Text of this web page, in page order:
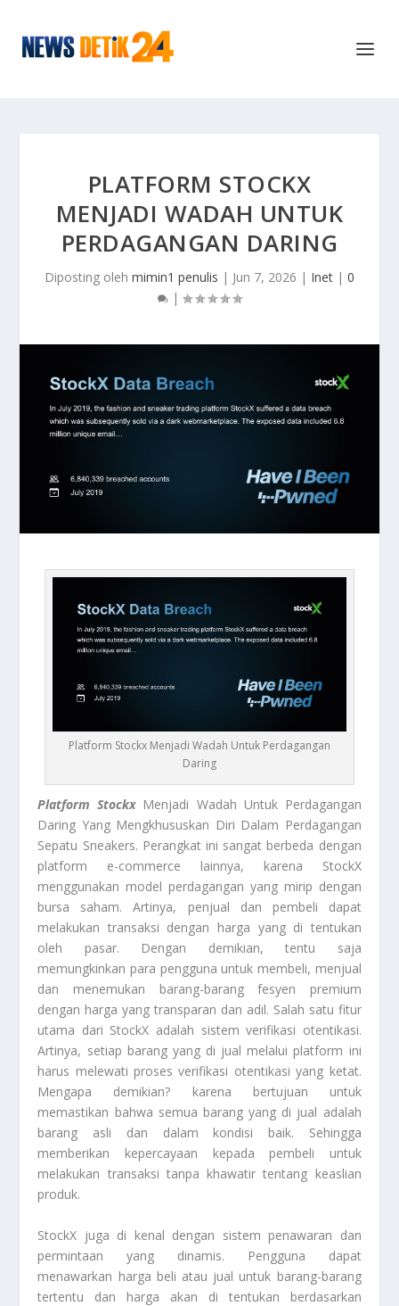
PLATFORM STOCKX
MENJADI WADAH UNTUK
PERDAGANGAN DARING
Diposting oleh mimin1 penulis | Jun 7, 2026 | Inet | 0
|
Platform Stockx Menjadi Wadah Untuk Perdagangan
Daring
Platform StockxMenjadi Wadah Untuk Perdagangan
Daring Yang Mengkhususkan Diri Dalam Perdagangan
Sepatu Sneakers. Perangkat ini sangat berbeda dengan
platform e-commerce lainnya, karena StockX
menggunakan model perdagangan yang mirip dengan
bursa saham. Artinya, penjual dan pembeli dapat
melakukan transaksi dengan harga yang di tentukan
oleh pasar. Dengan demikian, tentu saja
memungkinkan para pengguna untuk membeli, menjual
dan menemukan barang-barang fesyen premium
dengan harga yang transparan dan adil. Salah satu fitur
utama dari StockX adalah sistem verifikasi otentikasi.
Artinya, setiap barang yang di jual melalui platform ini
harus melewati proses verifikasi otentikasi yang ketat.
Mengapa demikian? karena bertujuan untuk
memastikan bahwa semua barang yang di jual adalah
barang asli dan dalam kondisi baik. Sehingga
memberikan kepercayaan kepada pembeli untuk
melakukan transaksi tanpa khawatir tentang keaslian
produk.
StockX juga di kenal dengan sistem penawaran dan
permintaan yang dinamis. Pengguna dapat
menawarkan harga beli atau jual untuk barang-barang
tertentu dan harga akan di tentukan berdasarkan